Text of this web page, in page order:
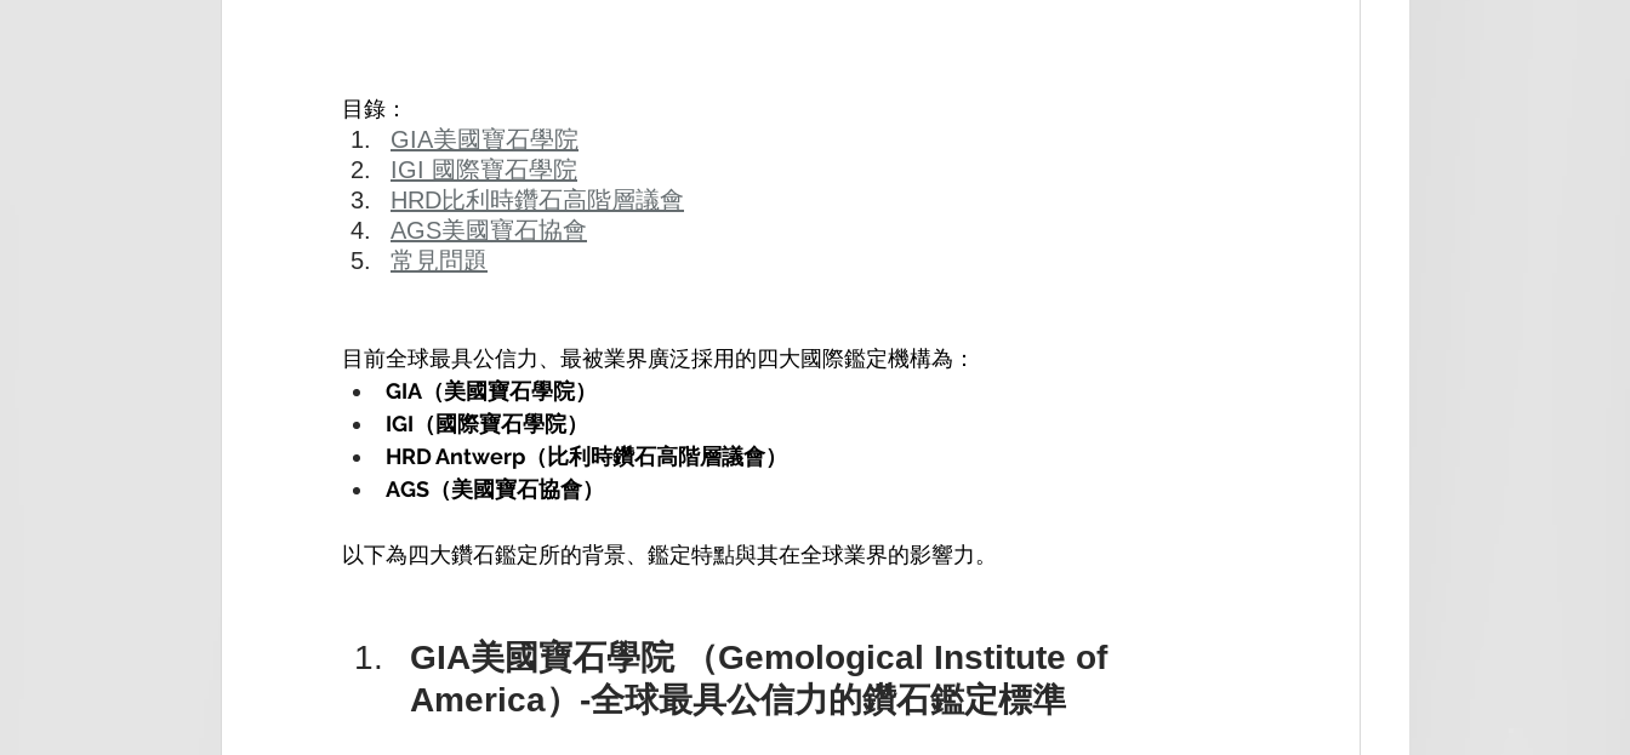
目錄：
GIA美國寶石學院
IGI 國際寶石學院
HRD比利時鑽石高階層議會
AGS美國寶石協會
常見問題
目前全球最具公信力、最被業界廣泛採用的四大國際鑑定機構為：
GIA（美國寶石學院）
IGI（國際寶石學院）
HRD Antwerp（比利時鑽石高階層議會）
AGS（美國寶石協會）
以下為四大鑽石鑑定所的背景、鑑定特點與其在全球業界的影響力。
GIA美國寶石學院 （Gemological Institute of
America）-全球最具公信力的鑽石鑑定標準